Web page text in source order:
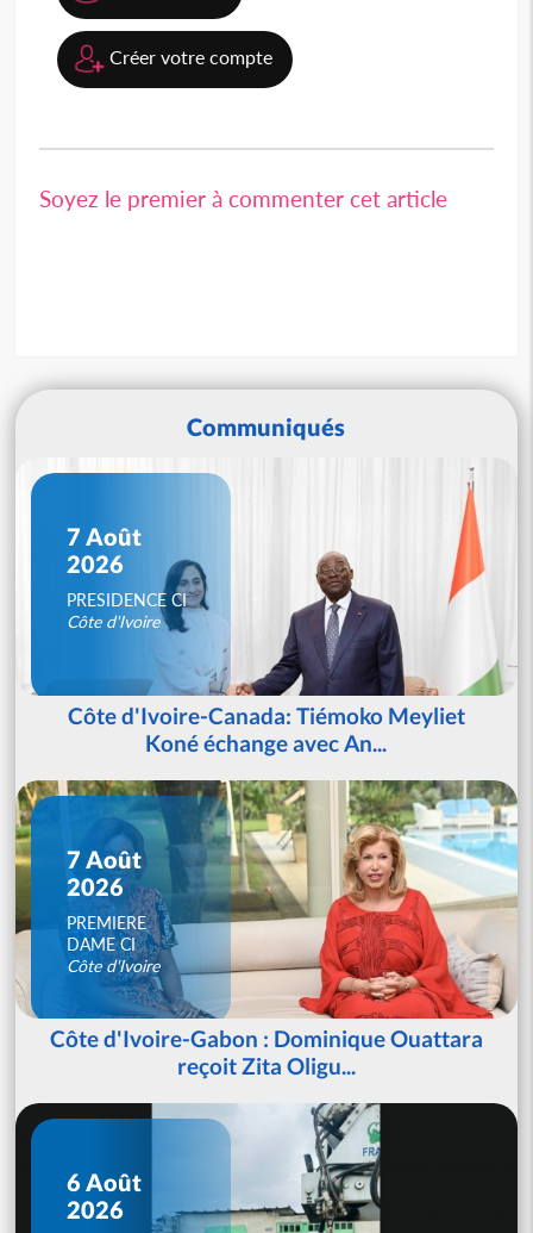
Créer votre compte
Soyez le premier à commenter cet article
Communiqués
7 Août
2026
PRESIDENCE CI
Côte d'Ivoire
Côte d'Ivoire-Canada: Tiémoko Meyliet
Koné échange avec An...
7 Août
2026
PREMIERE
DAME CI
Côte d'Ivoire
Côte d'Ivoire-Gabon : Dominique Ouattara
reçoit Zita Oligu...
6 Août
2026